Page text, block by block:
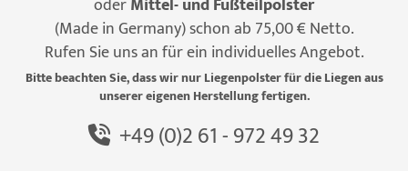
(Made in Germany) schon ab 75,00 € Netto.
Rufen Sie uns an für ein individuelles Angebot.
Bitte beachten Sie, dass wir nur Liegenpolster für die Liegen aus
unserer eigenen Herstellung fertigen.
+49 (0)2 61 - 972 49 32